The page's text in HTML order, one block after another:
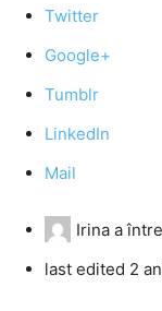
Twitter
Google+
Tumblr
LinkedIn
Mail
Irina a
last edited 2